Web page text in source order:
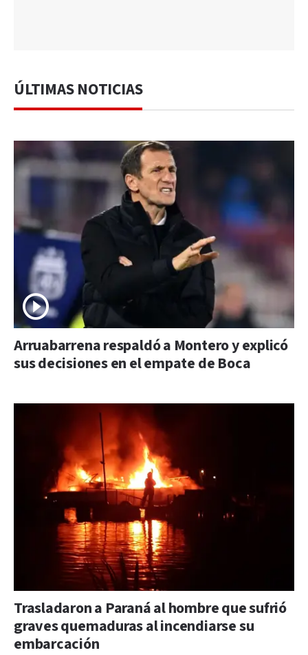
ÚLTIMAS NOTICIAS
Arruabarrena respaldó a Montero y explicó
sus decisiones en el empate de Boca
Trasladaron a Paraná al hombre que sufrió
graves quemaduras al incendiarse su
embarcación